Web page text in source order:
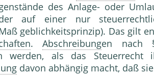
des Anlage- oder
der auf einer nur
geblichkeitsprinzip). Das gilt
.Abschreibungen nach
werden, als das
davon abhängig macht, daß